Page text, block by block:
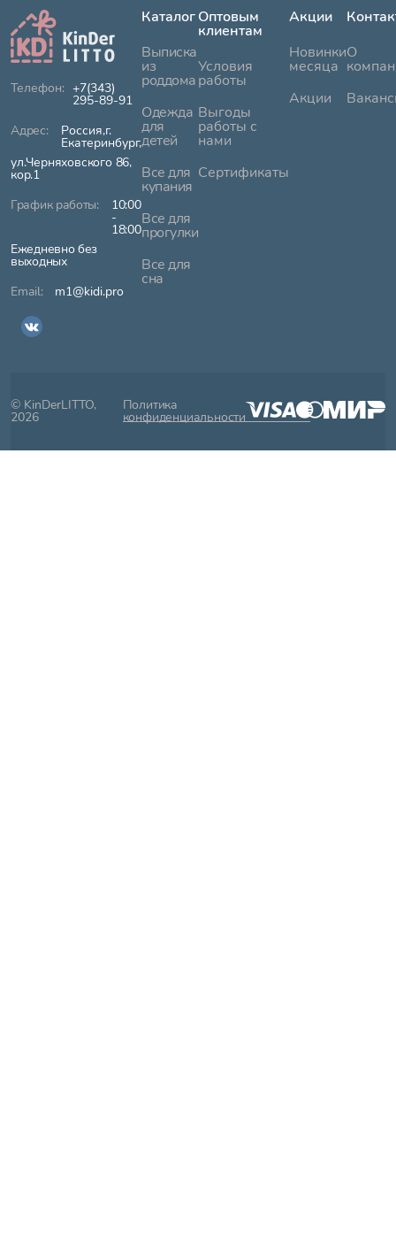
+7(343)
295-89-91
Россия,г.
Екатеринбург,
ул.Черняховского 86,
кор.1
10:00
-
18:00
Ежедневно без
выходных
m1@kidi.pro
Каталог
Выписка
из
роддома
Одежда
для
детей
Все для
купания
Все для
прогулки
Все для
сна
Оптовым
клиентам
Условия
работы
Выгоды
работы с
нами
Сертификаты
Акции
Новинки
месяца
Акции
О
© KinDerLITTO,
2026
Политика
конфиденциальности